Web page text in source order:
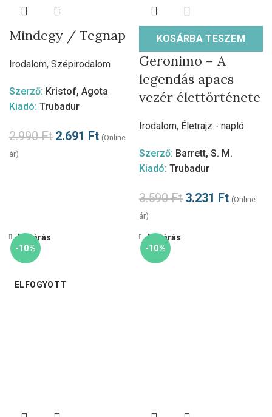
Mindegy / Tegnap
Irodalom, Szépirodalom
Szerző: Kristof, Agota
Kiadó: Trubadur
2.990Ft 2.691 Ft (Online
ár)
KOSÁRBA TESZEM
Geronimo – A
legendás apacs
vezér élettörténete
Irodalom, Életrajz - napló
Szerző: Barrett, S. M.
Kiadó: Trubadur
3.590Ft 3.231 Ft (Online
ár)
-10%
ELFOGYOTT
Bezárás
-10%
Bezárás